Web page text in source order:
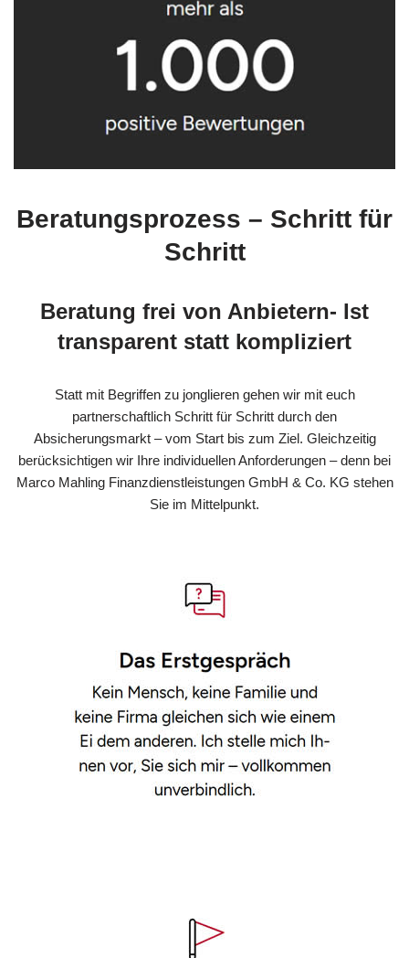
Beratungsprozess – Schritt für
Schritt
Beratung frei von Anbietern- Ist
transparent statt kompliziert
Statt mit Begriffen zu jonglieren gehen wir mit euch
partnerschaftlich Schritt für Schritt durch den
Absicherungsmarkt – vom Start bis zum Ziel. Gleichzeitig
berücksichtigen wir Ihre individuellen Anforderungen – denn bei
Marco Mahling Finanzdienstleistungen GmbH & Co. KG stehen
Sie im Mittelpunkt.